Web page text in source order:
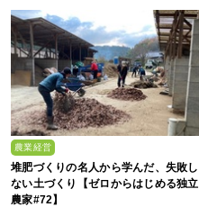
農業経営
堆肥づくりの名人から学んだ、失敗し
ない土づくり【ゼロからはじめる独立
農家#72】